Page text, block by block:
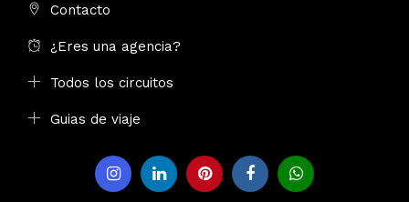
Contacto
¿Eres una agencia?
Todos los circuitos
Guias de viaje